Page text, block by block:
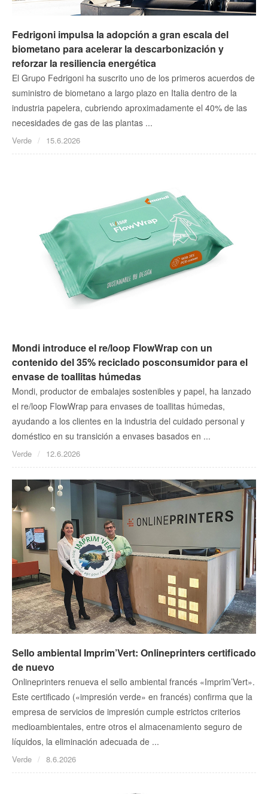
Fedrigoni impulsa la adopción a gran escala del
biometano para acelerar la descarbonización y
reforzar la resiliencia energética
El Grupo Fedrigoni ha suscrito uno de los primeros acuerdos de
suministro de biometano a largo plazo en Italia dentro de la
industria papelera, cubriendo aproximadamente el 40% de las
necesidades de gas de las plantas ...
Verde 15.6.2026
Mondi introduce el re/loop FlowWrap con un
contenido del 35% reciclado posconsumidor para el
envase de toallitas húmedas
Mondi, productor de embalajes sostenibles y papel, ha lanzado
el re/loop FlowWrap para envases de toallitas húmedas,
ayudando a los clientes en la industria del cuidado personal y
doméstico en su transición a envases basados en ...
Verde 12.6.2026
Sello ambiental Imprim’Vert: Onlineprinters certificado
de nuevo
Onlineprinters renueva el sello ambiental francés «Imprim’Vert».
Este certificado («impresión verde» en francés) confirma que la
empresa de servicios de impresión cumple estrictos criterios
medioambientales, entre otros el almacenamiento seguro de
líquidos, la eliminación adecuada de ...
Verde 8.6.2026